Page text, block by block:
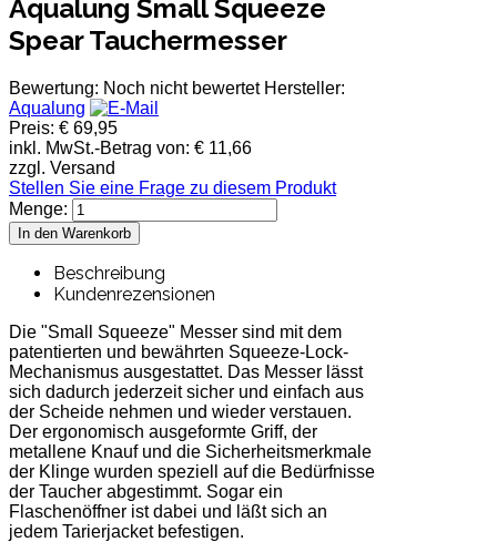
Aqualung Small Squeeze
Spear Tauchermesser
Bewertung: Noch nicht bewertet Hersteller:
Aqualung
Preis: € 69,95
inkl. MwSt.-Betrag von: € 11,66
zzgl. Versand
Stellen Sie eine Frage zu diesem Produkt
Menge:
Beschreibung
Kundenrezensionen
Die "Small Squeeze" Messer sind mit dem
patentierten und bewährten Squeeze-Lock-
Mechanismus ausgestattet. Das Messer lässt
sich dadurch jederzeit sicher und einfach aus
der Scheide nehmen und wieder verstauen.
Der ergonomisch ausgeformte Griff, der
metallene Knauf und die Sicherheitsmerkmale
der Klinge wurden speziell auf die Bedürfnisse
der Taucher abgestimmt. Sogar ein
Flaschenöffner ist dabei und läßt sich an
jedem Tarierjacket befestigen.